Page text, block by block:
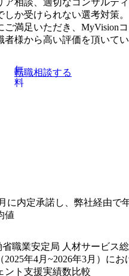
んでおり、国民の
制度の安定かつ持続可
来を目指しています。 【参考
資料】 ・SEトップメ
ジ:https://youtu.be/
WS8
ア相談、適切なコンサルテ
しか受けられない選考対策
ご満足いただき、MyVision
者様から高い評価を頂いてい
無
料
転職相談する
に内定承諾し、弊社経由で
値
職業安定局 人材サービス
2025年4月~2026年3月）に
ント支援実績数比較